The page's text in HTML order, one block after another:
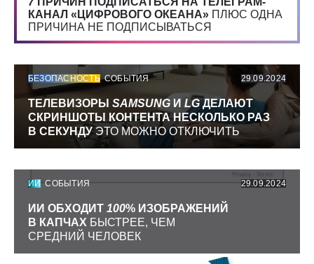
КАНАЛ «ЦИФРОВОГО ОКЕАНА» ПЛЮС ОДНА
ПРИЧИНА НЕ ПОДПИСЫВАТЬСЯ
БЕЗОПАСНОСТЬ СОБЫТИЯ 29.09.2024
ТЕЛЕВИЗОРЫ SAMSUNG И LGДЕЛАЮТ
СКРИНШОТЫ КОНТЕНТА НЕСКОЛЬКО РАЗ
В СЕКУНДУЭТО МОЖНО ОТКЛЮЧИТЬ
ИИ СОБЫТИЯ 29.09.2024
ИИ ОБХОДИТ 100% ИЗОБРАЖЕНИЙ
В КАПЧАХ БЫСТРЕЕ, ЧЕМ
СРЕДНИЙ ЧЕЛОВЕК